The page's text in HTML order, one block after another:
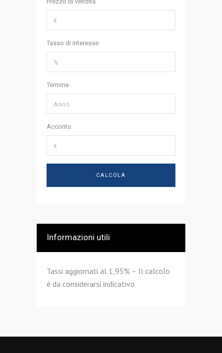
Tasso di interesse
Termine
Acconto
Informazioni utili
Tassi aggiornati al 1,95% – Il calcolo
è da considerarsi indicativo